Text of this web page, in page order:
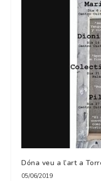
Dóna veu a l’art a
05/06/2019